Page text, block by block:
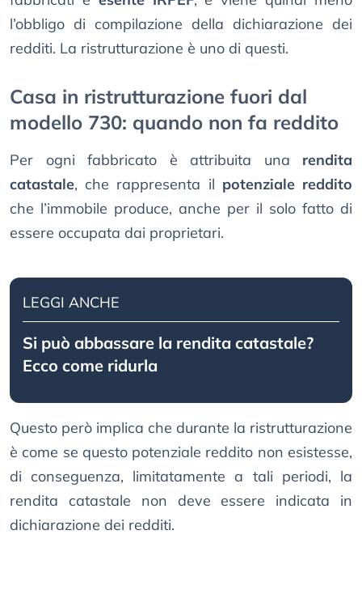
l’obbligo di compilazione della dichiarazione dei
redditi. La ristrutturazione è uno di questi.
Casa in ristrutturazione fuori dal
modello 730: quando non fa reddito
Per ogni fabbricato è attribuita una rendita
catastale, che rappresenta il potenziale reddito
che l’immobile produce, anche per il solo fatto di
essere occupata dai proprietari.
LEGGI ANCHE
Si può abbassare la rendita catastale?
Ecco come ridurla
Questo però implica che durante la ristrutturazione
è come se questo potenziale reddito non esistesse,
di conseguenza, limitatamente a tali periodi, la
rendita catastale non deve essere indicata in
dichiarazione dei redditi.